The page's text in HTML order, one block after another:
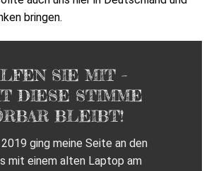
bringen.
SIE MIT –
DIESE STIMME
BLEIBT!
ging meine Seite an den
mit einem alten Laptop am